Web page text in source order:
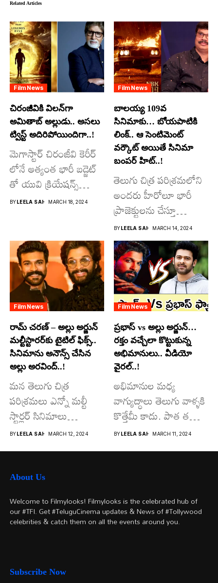
Related Articles
Film News
చిరంజీవికి విలన్‌గా
అమితాబ్ అల్లుడు.. అసలు
ట్విస్ట్ అదిరిపోయిందిగా..!
మెగాస్టార్ చిరంజీవి కెరీర్
లోనే అత్యంత భారీ బడ్జెట్
తో యువి క్రియేషన్స్
రూపొందిస్తున్న
BYLEELA SAI MARCH 18, 2024
Film News
బాలయ్య 109వ
సినిమాకు… బోయపాటికి
లింక్.. ఆ సెంటిమెంట్
వర్కౌట్ అయితే సినిమా
బంపర్ హిట్..!
తెలుగు చిత్ర పరిశ్రమలోని
అందరు హీరోలూ భారీ
ప్రాజెక్టులను చేస్తూ
దూసుకుపోతోన్నారు.
అందులో కొందరు
మాత్రమే...
BYLEELA SAI MARCH 14, 2024
Film News
రామ్ చరణ్ – అల్లు అర్జున్
మల్టీస్టారర్​కు టైటిల్ ఫిక్స్..
సినిమాను అనౌన్స్ చేసిన
అల్లు అరవింద్..!
మన తెలుగు చిత్ర
పరిశ్రమలు ఎన్నో మల్టీ
స్టార్లర్ సినిమాలు
వచ్చాయి.. కొన్ని సినిమాలు
అయితే...
BY LEELA SAI MARCH 12, 2024
Film News
ప్రభాస్ vs అల్లు అర్జున్…
రక్తం వచ్చేలా కొట్టుకున్న
అభిమానులు.. వీడియో
వైరల్..!
అభిమానుల మధ్య
వాగ్యుద్ధాలు తెలుగు వాళ్ళకి
కొత్తేమీ కాదు. పాత తరం
నటుల నుంచి నేటి...
BY LEELA SAI MARCH 11, 2024
About Us
Welcome to Filmylooks! Filmylooks is the celebrated hub of
our #TFI. Get #TeluguCinema updates & News of #Tollywood
celebrities & catch them on all the events around you.
Subscribe Now